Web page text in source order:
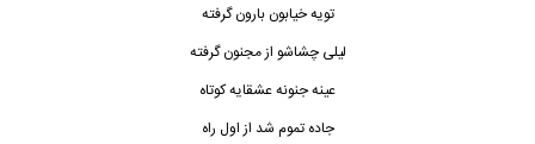
تویه خیابون بارون گرفته
لیلی چشاشو از مجنون گرفته
عینه جنونه عشقایه کوتاه
جاده تموم شد از اول راه